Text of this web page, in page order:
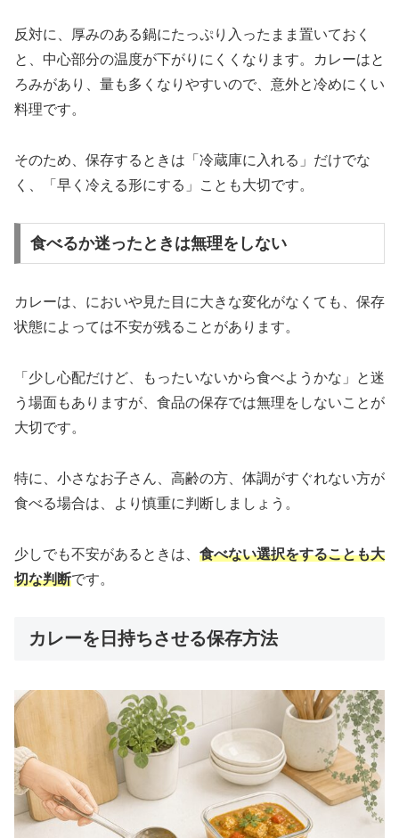
反対に、厚みのある鍋にたっぷり入ったまま置いておく
と、中心部分の温度が下がりにくくなります。カレーはと
ろみがあり、量も多くなりやすいので、意外と冷めにくい
料理です。
そのため、保存するときは「冷蔵庫に入れる」だけでな
く、「早く冷える形にする」ことも大切です。
食べるか迷ったときは無理をしない
カレーは、においや見た目に大きな変化がなくても、保存
状態によっては不安が残ることがあります。
「少し心配だけど、もったいないから食べようかな」と迷
う場面もありますが、食品の保存では無理をしないことが
大切です。
特に、小さなお子さん、高齢の方、体調がすぐれない方が
食べる場合は、より慎重に判断しましょう。
少しでも不安があるときは、 食べない選択をすることも大
切な判断です。
カレーを日持ちさせる保存方法